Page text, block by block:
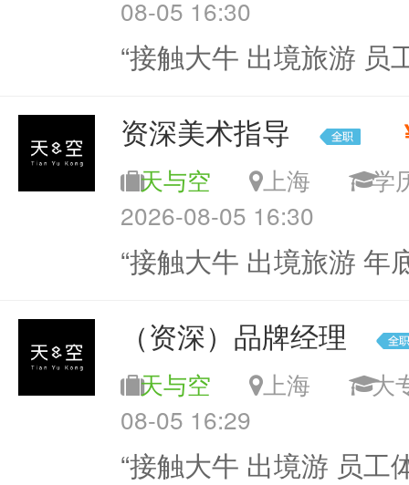
08-05 16:30
“接触大牛 出境旅游 员
资深美术指导
天与空 上海
学
2026-08-05 16:30
“接触大牛 出境旅游 年
（资深）品牌经理
天与空 上海
08-05 16:29
“接触大牛 出境游 员工